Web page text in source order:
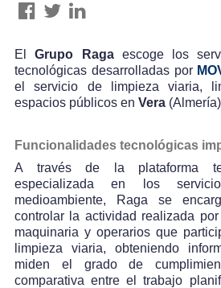
ElGrupo Ragaescoge los
tecnológicas desarrolladas por
el servicio de limpieza viaria,
espacios públicos en Vera
Funcionalidades tecnológicas
A través de la plataforma
especializada en los
medioambiente, Raga se
controlar la actividad realizada
maquinaria y operarios que
limpieza viaria, obteniendo
miden el grado de
comparativa entre el trabajo